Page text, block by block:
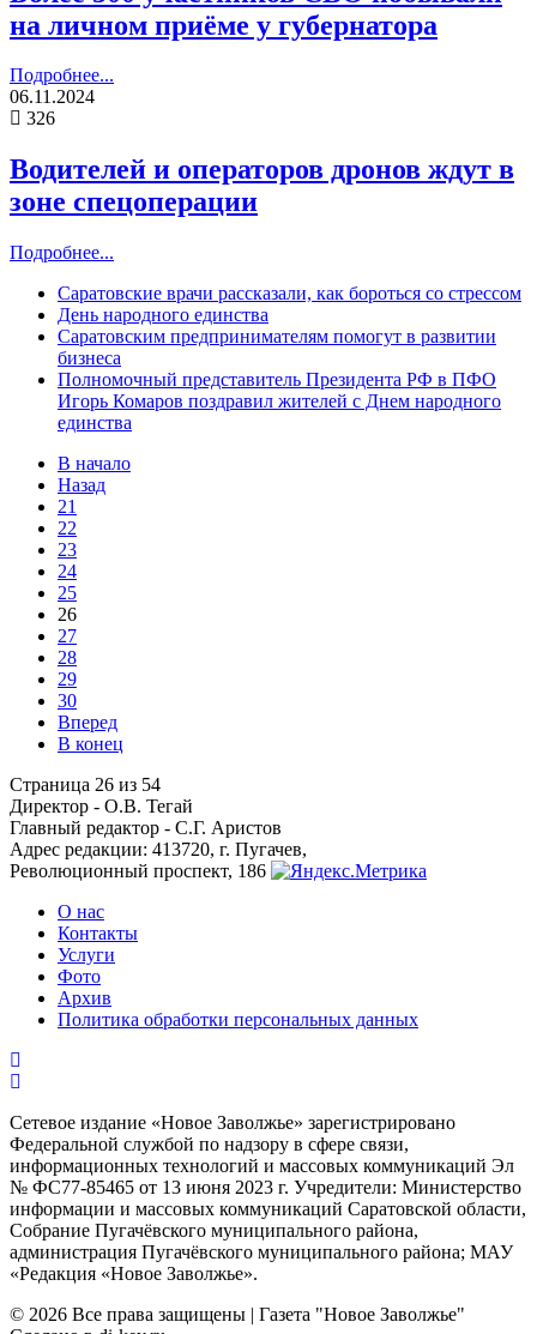
на личном приёме у губернатора
Подробнее...
06.11.2024
326
Водителей и операторов дронов ждут в
зоне спецоперации
Подробнее...
Саратовские врачи рассказали, как бороться со стрессом
День народного единства
Саратовским предпринимателям помогут в развитии
бизнеса
Полномочный представитель Президента РФ в ПФО
Игорь Комаров поздравил жителей с Днем народного
единства
В начало
Назад
21
22
23
24
25
26
27
28
29
30
Вперед
В конец
Страница 26 из 54
Директор - О.В. Тегай
Главный редактор - С.Г. Аристов
Адрес редакции: 413720, г. Пугачев,
Революционный проспект, 186
О нас
Контакты
Услуги
Фото
Архив
Политика обработки персональных данных
Сетевое издание «Новое Заволжье» зарегистрировано
Федеральной службой по надзору в сфере связи,
информационных технологий и массовых коммуникаций Эл
№ ФС77-85465 от 13 июня 2023 г. Учредители: Министерство
информации и массовых коммуникаций Саратовской области,
Собрание Пугачёвского муниципального района,
администрация Пугачёвского муниципального района; МАУ
«Редакция «Новое Заволжье».
© 2026 Все права защищены | Газета "Новое Заволжье"